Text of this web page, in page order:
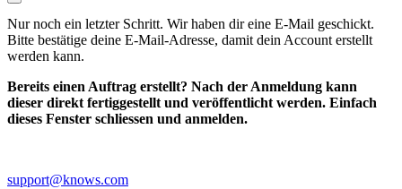
Nur noch ein letzter Schritt. Wir haben dir eine E-Mail geschickt.
Bitte bestätige deine E-Mail-Adresse, damit dein Account erstellt
werden kann.
Bereits einen Auftrag erstellt? Nach der Anmeldung kann
dieser direkt fertiggestellt und veröffentlicht werden. Einfach
dieses Fenster schliessen und anmelden.
support@knows.com